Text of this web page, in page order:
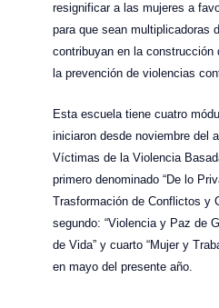
resignificar a las mujeres a
para que sean multiplicadoras
contribuyan en la
la prevención de violencias
Esta escuela tiene cuatro
iniciaron desde noviembre del
Víctimas de la Violencia
primero denominado “De lo
Trasformación de Conflictos y
segundo: “Violencia y Paz de
de Vida” y cuarto “Mujer y
en mayo del presente año.